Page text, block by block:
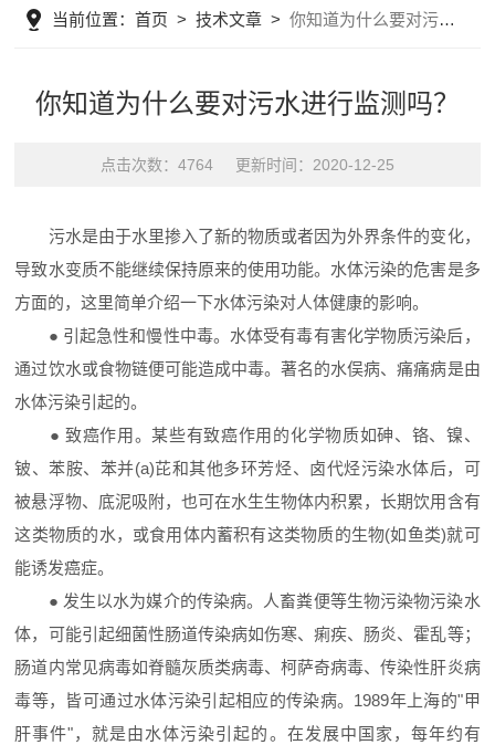
当前位置：首页 >技术文章 >你知道为什么要对污水进行监测吗？
你知道为什么要对污水进行监测吗？
点击次数：4764 更新时间：2020-12-25
污水是由于水里掺入了新的物质或者因为外界条件的变化，
导致水变质不能继续保持原来的使用功能。水体污染的危害是多
方面的，这里简单介绍一下水体污染对人体健康的影响。
● 引起急性和慢性中毒。水体受有毒有害化学物质污染后，
通过饮水或食物链便可能造成中毒。著名的水俣病、痛痛病是由
水体污染引起的。
● 致癌作用。某些有致癌作用的化学物质如砷、铬、镍、
铍、苯胺、苯并(a)芘和其他多环芳烃、卤代烃污染水体后，可
被悬浮物、底泥吸附，也可在水生生物体内积累，长期饮用含有
这类物质的水，或食用体内蓄积有这类物质的生物(如鱼类)就可
能诱发癌症。
● 发生以水为媒介的传染病。人畜粪便等生物污染物污染水
体，可能引起细菌性肠道传染病如伤寒、痢疾、肠炎、霍乱等；
肠道内常见病毒如脊髓灰质类病毒、柯萨奇病毒、传染性肝炎病
毒等，皆可通过水体污染引起相应的传染病。1989年上海的"甲
肝事件"，就是由水体污染引起的。在发展中国家，每年约有